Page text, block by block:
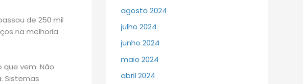
de 250 mil
na melhoria
que vem. Não
Sistemas
agosto 2024
julho 2024
junho 2024
maio 2024
abril 2024